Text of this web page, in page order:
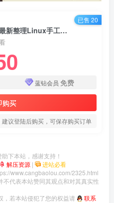
模拟经营手游【我是大东家】最新整理Linux手工服务端+懒人助手+CDK授权后台+安卓客户端+搭建教程
蓝钻会员 免费
购买
议登陆后购买，可保存购买订单
已售 20
助下本站，感谢支持！
解压资源 | 进站必看
www.cangbaolou.com/2325.html
代表本站赞同其观点和对其真实性
，若本站侵犯了您的权益请
联系